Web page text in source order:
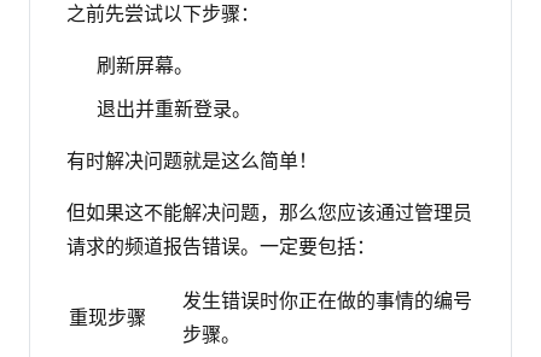
之前先尝试以下步骤：
刷新屏幕。
退出并重新登录。
有时解决问题就是这么简单！
但如果这不能解决问题，那么您应该通过管理员
请求的频道报告错误。一定要包括：
重现步骤
发生错误时你正在做的事情的编号
步骤。